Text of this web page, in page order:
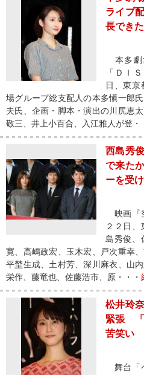
ライブ
長でき
本多劇
「ＤＩ
日、東京
場グループ総支配人の本多愼⼀郎
夫氏、企画・脚本・演出の川尻恵
敬三、井上小百合、入江雅人が登・
西島秀
で来た
ーを受
映画『
２２日
島秀俊、
寛、高嶋政宏、玉木宏、戸次重幸
平埜生成、土村芳、深川麻衣、山
栄作、藤竜也、佐藤浩市、原・・・
松井玲
緊張 「
苦笑い
舞台「